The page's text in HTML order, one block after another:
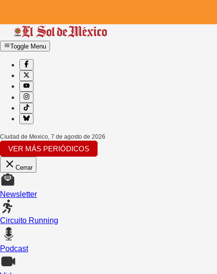
Toggle Menu
Ciudad de Mexico, 7 de agosto de 2026
VER MÁS PERIÓDICOS
Cerrar
Newsletter
Circuito Running
Podcast